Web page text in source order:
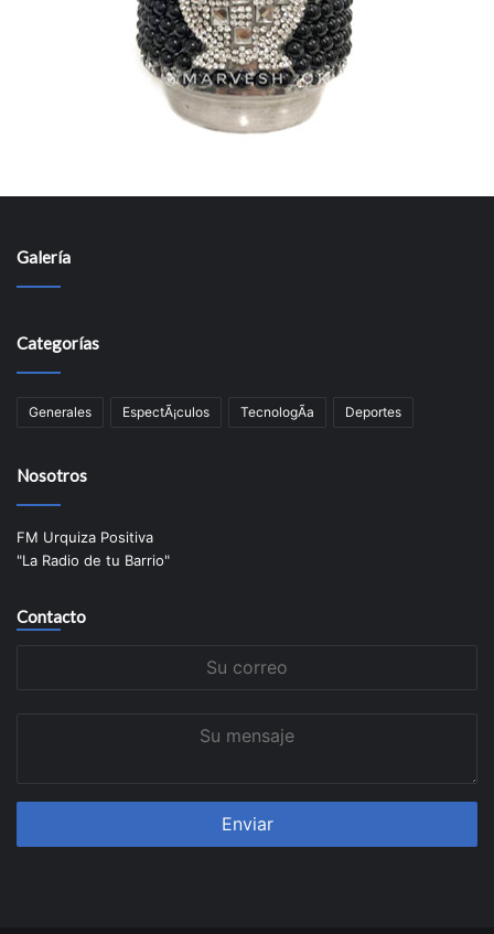
Galería
Categorías
Generales EspectÃ¡culos TecnologÃ­a Deportes
Nosotros
FM Urquiza Positiva
"La Radio de tu Barrio"
Contacto